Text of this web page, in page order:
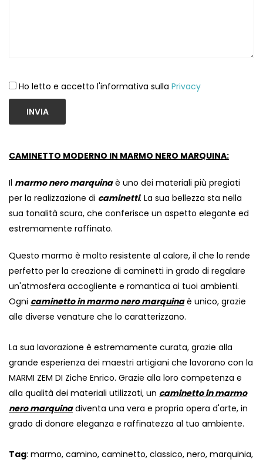
Ho letto e accetto l'informativa sulla Privacy
INVIA
CAMINETTO MODERNO IN MARMO NERO MARQUINA:
Il marmo nero marquinaè uno dei materiali più pregiati
per la realizzazione di caminetti. La sua bellezza sta nella
sua tonalità scura, che conferisce un aspetto elegante ed
estremamente raffinato.
Questo marmo è molto resistente al calore, il che lo rende
perfetto per la creazione di caminetti in grado di regalare
un'atmosfera accogliente e romantica ai tuoi ambienti.
Ogni caminetto in marmo nero marquinaè unico, grazie
alle diverse venature che lo caratterizzano.
La sua lavorazione è estremamente curata, grazie alla
grande esperienza dei maestri artigiani che lavorano con la
MARMI ZEM DI Ziche Enrico. Grazie alla loro competenza e
alla qualità dei materiali utilizzati, un caminetto in marmo
nero marquinadiventa una vera e propria opera d'arte, in
grado di donare eleganza e raffinatezza al tuo ambiente.
Tag: marmo, camino, caminetto, classico, nero, marquinia,